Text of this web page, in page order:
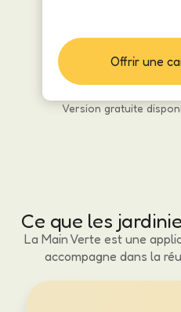
Offrir une
Version gratuite
Ce que les
La Main Verte est une
accompagne dans la